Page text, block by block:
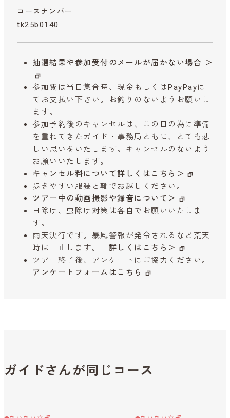
コースナンバー
tk25b0140
抽選結果や参加受付のメールが届かない場合 ＞
参加費は当日集合時、現金もしくはPayPayに
てお支払い下さい。お釣りのないようお願いし
ます。
参加予約後のキャンセルは、この日の為に準備
を重ねてきたガイド・事務局ともに、とても悲
しい思いをいたします。キャンセルのないよう
お願いいたします。
キャンセル料について詳しくはこちら＞
歩きやすい服装と靴でお越しください。
ツアー中の動画撮影や録音について＞
日除け、虫除け対策は各自でお願いいたしま
す。
雨天決行です。暴風警報が発令されるなど荒天
時は中止します。
詳しくはこちら＞
ツアー終了後、アンケートにご協力ください。
アンケートフォームはこちら
ガイドさんが同じコース